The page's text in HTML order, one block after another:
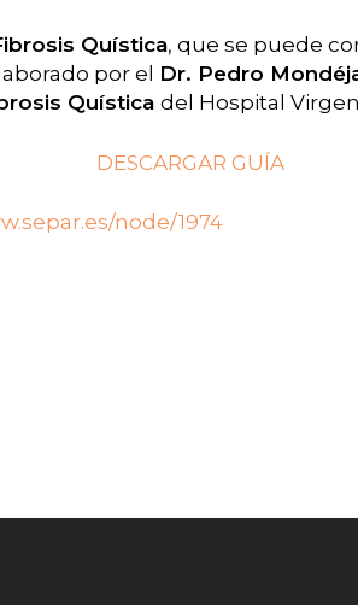
Quística, que se puede
por el Dr. Pedro
Quística del Hospital
DESCARGAR GUÍA
node/1974